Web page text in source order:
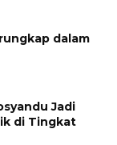
dalam
Jadi
di Tingkat